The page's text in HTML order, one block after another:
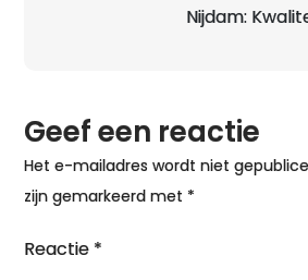
Nijdam:
Geef een reactie
Het e-mailadres wordt niet
zijn gemarkeerd met *
Reactie *